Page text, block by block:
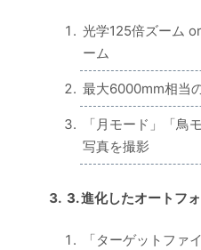
光学125倍ズーム
ーム
最大6000mm相当
「月モード」「鳥
写真を撮影
3. 進化したオートフ
「ターゲットファ